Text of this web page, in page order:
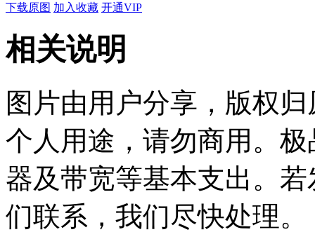
下载原图 加入收藏 开通VIP
相关说明
图片由用户分享，版权
个人用途，请勿商用。
器及带宽等基本支出。
们联系，我们尽快处理。